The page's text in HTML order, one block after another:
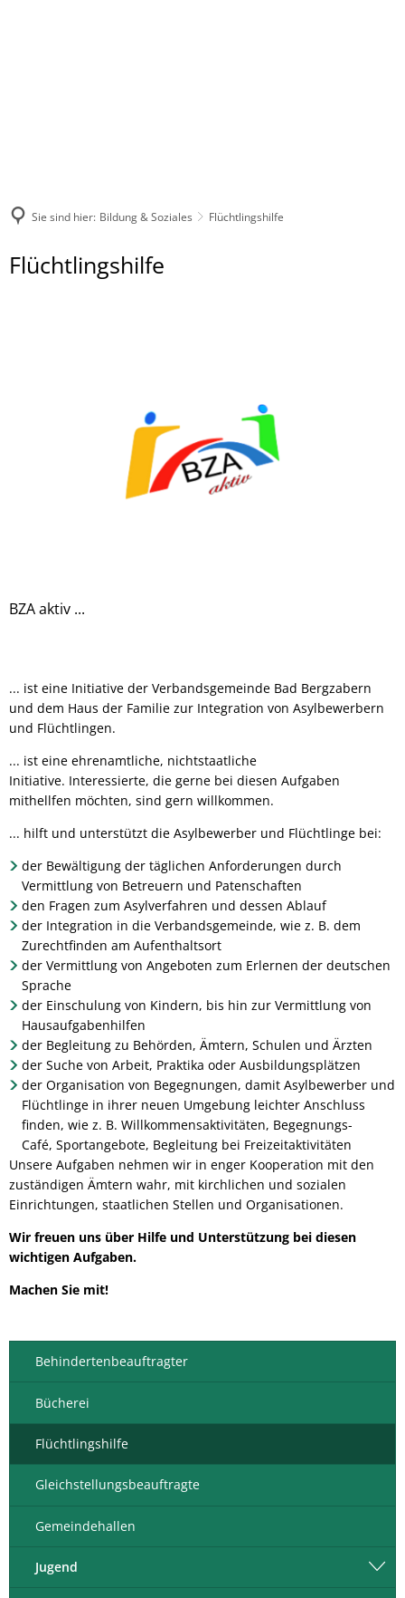
Sie sind hier: Bildung & Soziales Flüchtlingshilfe
Flüchtlingshilfe
Flüchtlingshilfe
BZA aktiv ...
... ist eine Initiative der Verbandsgemeinde Bad Bergzabern
und dem Haus der Familie zur Integration von Asylbewerbern
und Flüchtlingen.
... ist eine ehrenamtliche, nichtstaatliche
Initiative. Interessierte, die gerne bei diesen Aufgaben
mithellfen möchten, sind gern willkommen.
... hilft und unterstützt die Asylbewerber und Flüchtlinge bei:
der Bewältigung der täglichen Anforderungen durch
Vermittlung von Betreuern und Patenschaften
den Fragen zum Asylverfahren und dessen Ablauf
der Integration in die Verbandsgemeinde, wie z. B. dem
Zurechtfinden am Aufenthaltsort
der Vermittlung von Angeboten zum Erlernen der deutschen
Sprache
der Einschulung von Kindern, bis hin zur Vermittlung von
Hausaufgabenhilfen
der Begleitung zu Behörden, Ämtern, Schulen und Ärzten
der Suche von Arbeit, Praktika oder Ausbildungsplätzen
der Organisation von Begegnungen, damit Asylbewerber und
Flüchtlinge in ihrer neuen Umgebung leichter Anschluss
finden, wie z. B. Willkommensaktivitäten, Begegnungs-
Café, Sportangebote, Begleitung bei Freizeitaktivitäten
Unsere Aufgaben nehmen wir in enger Kooperation mit den
zuständigen Ämtern wahr, mit kirchlichen und sozialen
Einrichtungen, staatlichen Stellen und Organisationen.
Wir freuen uns über Hilfe und Unterstützung bei diesen
wichtigen Aufgaben.
Machen Sie mit!
Behindertenbeauftragter
Bücherei
Flüchtlingshilfe
Gleichstellungsbeauftragte
Gemeindehallen
Jugend